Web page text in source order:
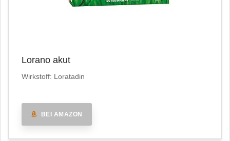
Lorano akut
Wirkstoff: Loratadin
BEI AMAZON